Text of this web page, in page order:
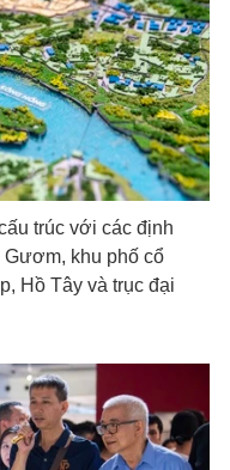
trúc với các định
khu phố cổ
Hồ Tây và trục đại